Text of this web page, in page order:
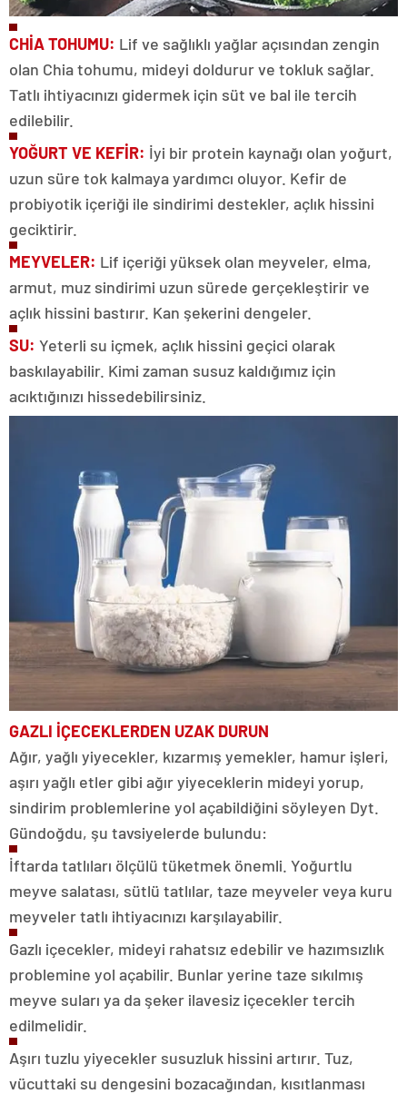
CHİA TOHUMU: Lif ve sağlıklı yağlar açısından zengin
olan Chia tohumu, mideyi doldurur ve tokluk sağlar.
Tatlı ihtiyacınızı gidermek için süt ve bal ile tercih
edilebilir.
YOĞURT VE KEFİR: İyi bir protein kaynağı olan yoğurt,
uzun süre tok kalmaya yardımcı oluyor. Kefir de
probiyotik içeriği ile sindirimi destekler, açlık hissini
geciktirir.
MEYVELER: Lif içeriği yüksek olan meyveler, elma,
armut, muz sindirimi uzun sürede gerçekleştirir ve
açlık hissini bastırır. Kan şekerini dengeler.
SU: Yeterli su içmek, açlık hissini geçici olarak
baskılayabilir. Kimi zaman susuz kaldığımız için
acıktığınızı hissedebilirsiniz.
GAZLI İÇECEKLERDEN UZAK DURUN
Ağır, yağlı yiyecekler, kızarmış yemekler, hamur işleri,
aşırı yağlı etler gibi ağır yiyeceklerin mideyi yorup,
sindirim problemlerine yol açabildiğini söyleyen Dyt.
Gündoğdu, şu tavsiyelerde bulundu:
İftarda tatlıları ölçülü tüketmek önemli. Yoğurtlu
meyve salatası, sütlü tatlılar, taze meyveler veya kuru
meyveler tatlı ihtiyacınızı karşılayabilir.
Gazlı içecekler, mideyi rahatsız edebilir ve hazımsızlık
problemine yol açabilir. Bunlar yerine taze sıkılmış
meyve suları ya da şeker ilavesiz içecekler tercih
edilmelidir.
Aşırı tuzlu yiyecekler susuzluk hissini artırır. Tuz,
vücuttaki su dengesini bozacağından, kısıtlanması